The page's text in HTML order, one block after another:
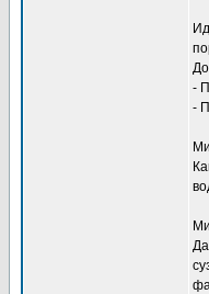
-
-